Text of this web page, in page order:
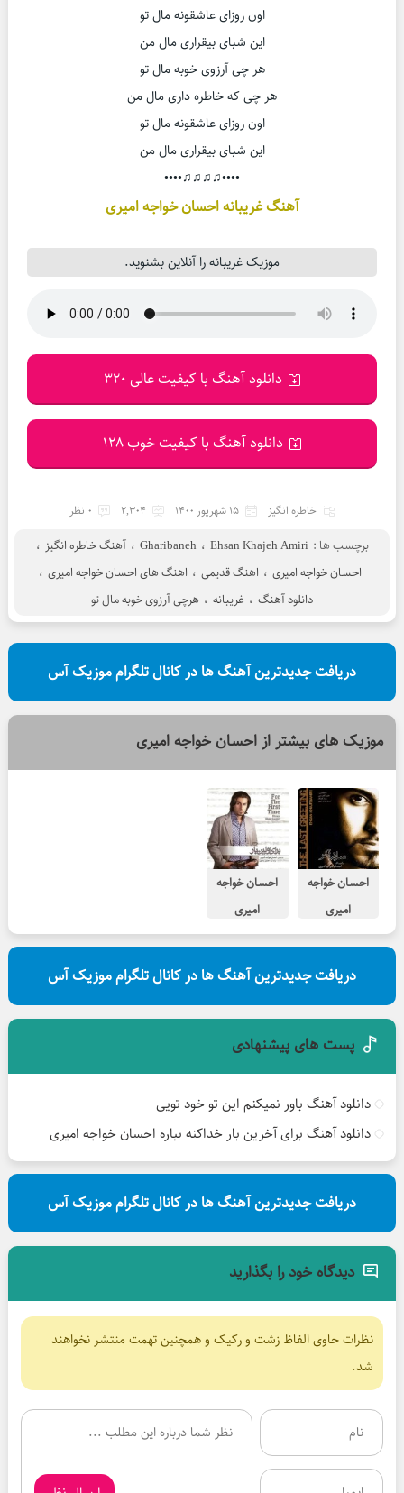
اون روزای عاشقونه مال تو
این شبای بیقراری مال من
هر چی آرزوی خوبه مال تو
هر چی که خاطره داری مال من
اون روزای عاشقونه مال تو
این شبای بیقراری مال من
••••♫♫♫♫••••
آهنگ غریبانه احسان خواجه امیری
موزیک غریبانه را آنلاین بشنوید.
دانلود آهنگ با کیفیت عالی 320
دانلود آهنگ با کیفیت خوب 128
خاطره انگیز 15 شهریور 1400 2,304 0 نظر
برچسب ها : Ehsan Khajeh Amiri ، Gharibaneh ، آهنگ خاطره انگیز ،
احسان خواجه امیری ، اهنگ قدیمی ، اهنگ های احسان خواجه امیری ،
دانلود آهنگ ، غریبانه ، هرچی آرزوی خوبه مال تو
دریافت جدیدترین آهنگ ها در کانال تلگرام موزیک آس
موزیک های بیشتر از احسان خواجه امیری
احسان خواجه
امیری
باور نمیکنم
احسان خواجه
امیری
برای اولین بار
دریافت جدیدترین آهنگ ها در کانال تلگرام موزیک آس
پست های پیشنهادی
دانلود آهنگ باور نمیکنم این تو خود تویی
دانلود آهنگ برای آخرین بار خداکنه بباره احسان خواجه امیری
دریافت جدیدترین آهنگ ها در کانال تلگرام موزیک آس
دیدگاه خود را بگذارید
نظرات حاوی الفاظ زشت و رکیک و همچنین تهمت منتشر نخواهند
شد.